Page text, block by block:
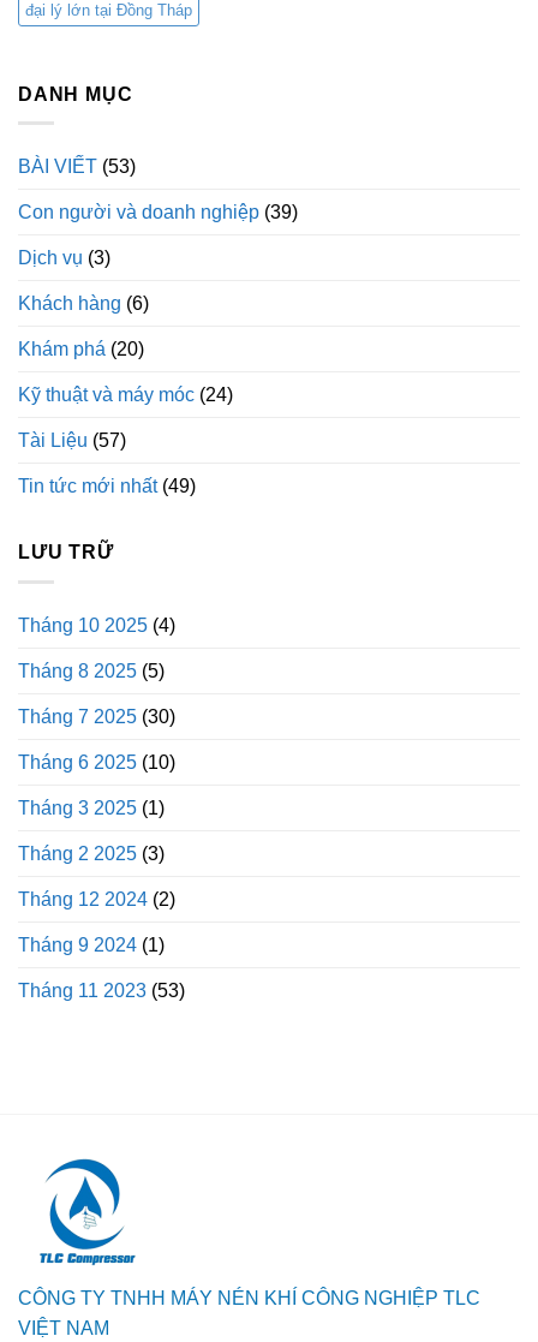
đại lý lớn tại Đồng Tháp
DANH MỤC
BÀI VIẾT (53)
Con người và doanh nghiệp (39)
Dịch vụ (3)
Khách hàng (6)
Khám phá (20)
Kỹ thuật và máy móc (24)
Tài Liệu (57)
Tin tức mới nhất(49)
LƯU TRỮ
Tháng 10 2025 (4)
Tháng 8 2025 (5)
Tháng 7 2025 (30)
Tháng 6 2025 (10)
Tháng 3 2025 (1)
Tháng 2 2025 (3)
Tháng 12 2024 (2)
Tháng 9 2024 (1)
Tháng 11 2023 (53)
CÔNG TY TNHH MÁY NÉN KHÍ CÔNG NGHIỆP TLC
VIỆT NAM